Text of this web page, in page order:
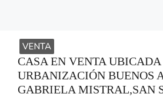
VENTA
CASA EN VENTA UBICADA
URBANIZACIÓN BUENOS
GABRIELA MISTRAL,SAN